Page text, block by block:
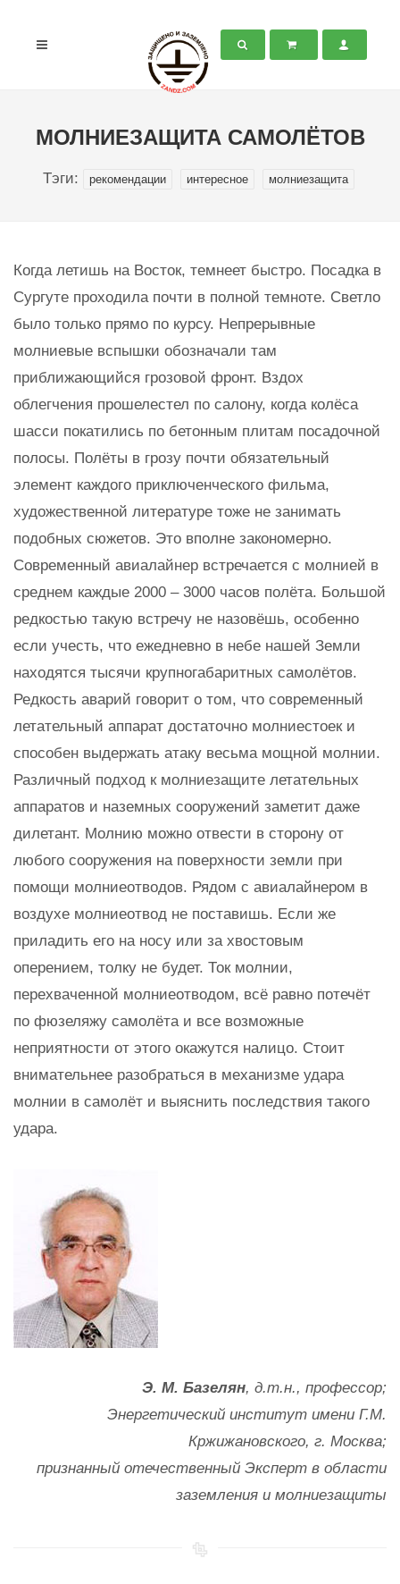
МОЛНИЕЗАЩИТА САМОЛЁТОВ
Тэги: рекомендации интересное молниезащита
Когда летишь на Восток, темнеет быстро. Посадка в
Сургуте проходила почти в полной темноте. Светло
было только прямо по курсу. Непрерывные
молниевые вспышки обозначали там
приближающийся грозовой фронт. Вздох
облегчения прошелестел по салону, когда колёса
шасси покатились по бетонным плитам посадочной
полосы. Полёты в грозу почти обязательный
элемент каждого приключенческого фильма,
художественной литературе тоже не занимать
подобных сюжетов. Это вполне закономерно.
Современный авиалайнер встречается с молнией в
среднем каждые 2000 – 3000 часов полёта. Большой
редкостью такую встречу не назовёшь, особенно
если учесть, что ежедневно в небе нашей Земли
находятся тысячи крупногабаритных самолётов.
Редкость аварий говорит о том, что современный
летательный аппарат достаточно молниестоек и
способен выдержать атаку весьма мощной молнии.
Различный подход к молниезащите летательных
аппаратов и наземных сооружений заметит даже
дилетант. Молнию можно отвести в сторону от
любого сооружения на поверхности земли при
помощи молниеотводов. Рядом с авиалайнером в
воздухе молниеотвод не поставишь. Если же
приладить его на носу или за хвостовым
оперением, толку не будет. Ток молнии,
перехваченной молниеотводом, всё равно потечёт
по фюзеляжу самолёта и все возможные
неприятности от этого окажутся налицо. Стоит
внимательнее разобраться в механизме удара
молнии в самолёт и выяснить последствия такого
удара.
Э. М. Базелян, д.т.н., профессор;
Энергетический институт имени Г.М.
Кржижановского, г. Москва;
признанный отечественный Эксперт в области
заземления и молниезащиты